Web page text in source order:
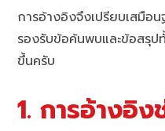
การอ้างอิงจึงเปรียบเสมือ
รองรับข้อค้นพบและข้อสรุป
ขึ้นครับ
1. การอ้างอิ